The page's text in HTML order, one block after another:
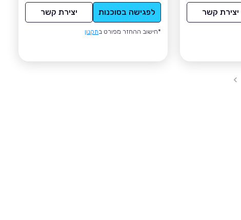
יצירת קשר לפגישה בסוכנות יצירת קשר
*חישוב ההחזר מפורט בתקנון